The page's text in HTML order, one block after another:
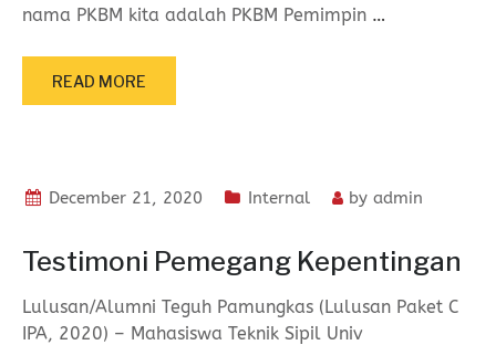
nama PKBM kita adalah PKBM Pemimpin …
READ MORE
December 21, 2020 Internal by admin
Testimoni Pemegang Kepentingan
Lulusan/Alumni Teguh Pamungkas (Lulusan Paket C
IPA, 2020) – Mahasiswa Teknik Sipil Univ